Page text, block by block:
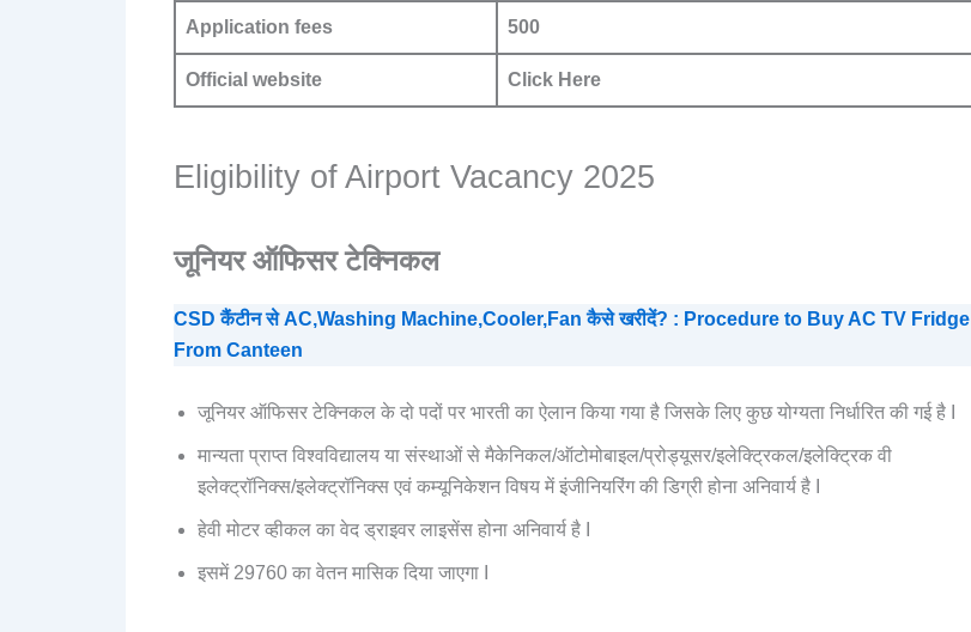
Application fees 500
Official website Click Here
Eligibility of Airport Vacancy 2025
जूनियर ऑफिसर टेक्निकल
CSD कैंटीन से AC,Washing Machine,Cooler,Fan कैसे खरीदें? : Procedure to Buy AC TV Fridge
From Canteen
जूनियर ऑफिसर टेक्निकल के दो पदों पर भारती का ऐलान किया गया है जिसके लिए कुछ योग्यता निर्धारित की गई है I
मान्यता प्राप्त विश्वविद्यालय या संस्थाओं से मैकेनिकल/ऑटोमोबाइल/प्रोड्यूसर/इलेक्ट्रिकल/इलेक्ट्रिक वी
इलेक्ट्रॉनिक्स/इलेक्ट्रॉनिक्स एवं कम्यूनिकेशन विषय में इंजीनियरिंग की डिग्री होना अनिवार्य है I
हेवी मोटर व्हीकल का वेद ड्राइवर लाइसेंस होना अनिवार्य है I
इसमें 29760 का वेतन मासिक दिया जाएगा I